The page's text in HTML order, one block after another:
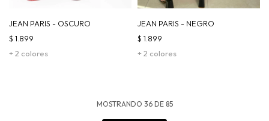
JEAN PARIS - OSCURO
+ 2 colores
$ 1.899
JEAN PARIS - NEGRO
+ 2 colores
$ 1.899
MOSTRANDO 36DE 85